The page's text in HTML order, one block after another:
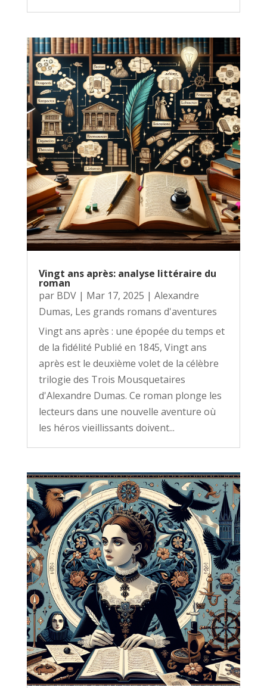
Vingt ans après: analyse littéraire du
roman
par BDV| Mar 17, 2025 | Alexandre
Dumas, Les grands romans d'aventures
Vingt ans après : une épopée du temps et
de la fidélité Publié en 1845, Vingt ans
après est le deuxième volet de la célèbre
trilogie des Trois Mousquetaires
d'Alexandre Dumas. Ce roman plonge les
lecteurs dans une nouvelle aventure où
les héros vieillissants doivent...